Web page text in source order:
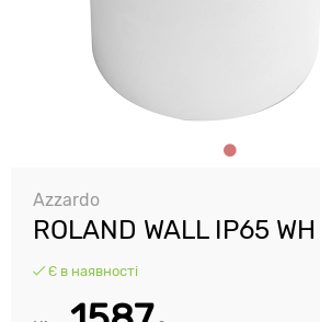
Azzardo
ROLAND WALL IP65
Є в наявності